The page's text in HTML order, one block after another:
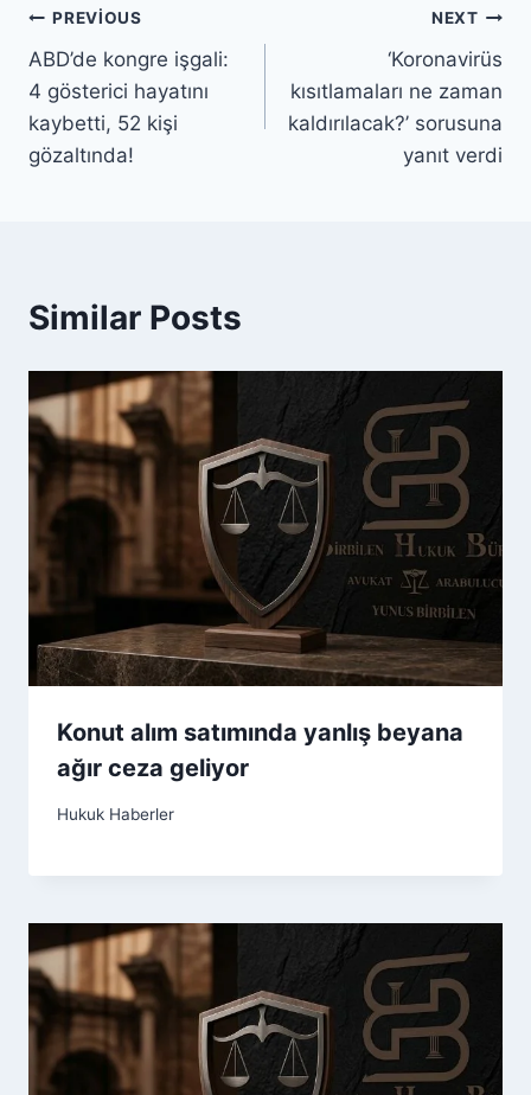
PREVIOUS
ABD’de kongre işgali:
4 gösterici hayatını
kaybetti, 52 kişi
gözaltında!
NEXT
‘Koronavirüs
kısıtlamaları ne zaman
kaldırılacak?’ sorusuna
yanıt verdi
Similar Posts
Konut alım satımında yanlış beyana
ağır ceza geliyor
Hukuk Haberler